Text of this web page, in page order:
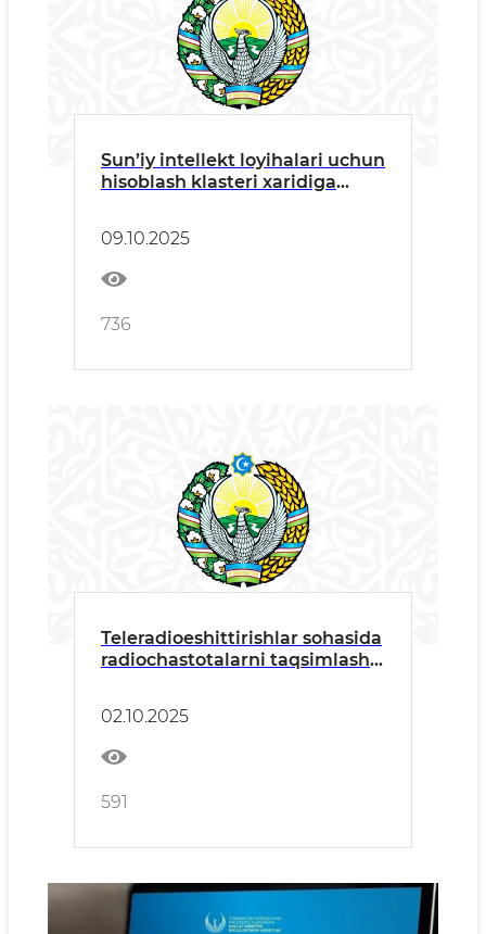
Sunʼiy intellekt loyihalari uchun
hisoblash klasteri xaridiga
09.10.2025
736
Teleradioeshittirishlar sohasida
radiochastotalarni taqsimlash
tanlov e’lon qilinadi
02.10.2025
591